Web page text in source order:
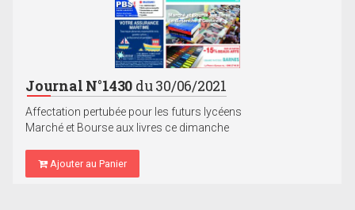
Journal N°1430 du 30/06/2021
Affectation pertubée pour les futurs lycéens
Marché et Bourse aux livres ce dimanche
Ajouter au Panier